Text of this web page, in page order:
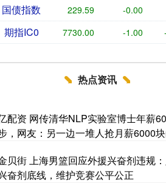
国债指数 229.59 -0.00
期指IC0 7730.00 -1.00
热点资讯
配资 网传清华NLP实验室博士年薪
，网友：另一边一堆人抢月薪6000
贝街 上海男篮回应外援兴奋剂违规
奋剂底线，维护竞赛公平公正